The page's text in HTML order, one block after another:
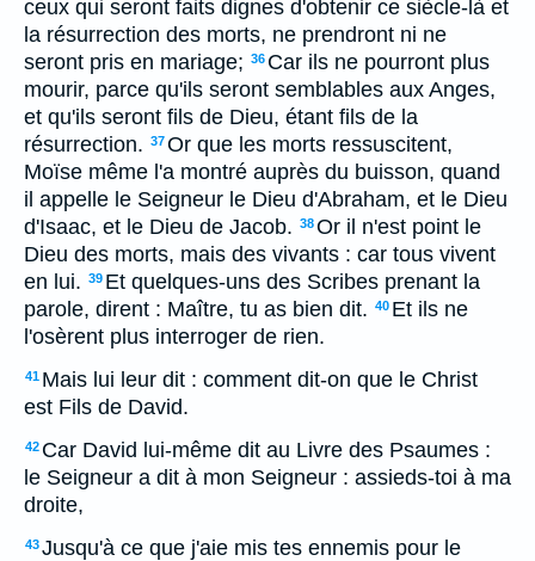
ceux qui seront faits dignes d'obtenir ce siècle-là et
la résurrection des morts, ne prendront ni ne
seront pris en mariage; 36 Car ils ne pourront plus
mourir, parce qu'ils seront semblables aux Anges,
et qu'ils seront fils de Dieu, étant fils de la
résurrection. 37Or que les morts ressuscitent,
Moïse même l'a montré auprès du buisson, quand
il appelle le Seigneur le Dieu d'Abraham, et le Dieu
d'Isaac, et le Dieu de Jacob. 38Or il n'est point le
Dieu des morts, mais des vivants : car tous vivent
en lui. 39 Et quelques-uns des Scribes prenant la
parole, dirent : Maître, tu as bien dit. 40 Et ils ne
l'osèrent plus interroger de rien.
41 Mais lui leur dit : comment dit-on que le Christ
est Fils de David.
42 Car David lui-même dit au Livre des Psaumes :
le Seigneur a dit à mon Seigneur : assieds-toi à ma
droite,
43Jusqu'à ce que j'aie mis tes ennemis pour le